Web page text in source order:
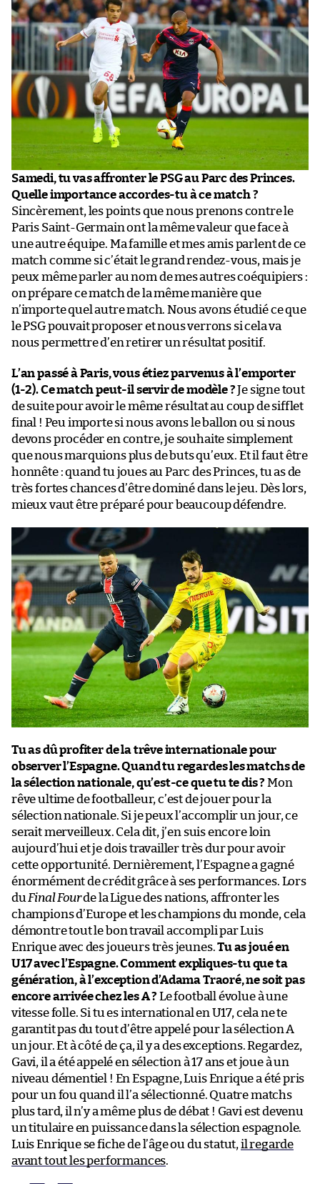
Samedi, tu vas affronter le PSG au Parc des Princes.
Quelle importance accordes-tu à ce match ?
Sincèrement, les points que nous prenons contre le
Paris Saint-Germain ont la même valeur que face à
une autre équipe. Ma famille et mes amis parlent de ce
match comme si c’était le grand rendez-vous, mais je
peux même parler au nom de mes autres coéquipiers :
on prépare ce match de la même manière que
n’importe quel autre match. Nous avons étudié ce que
le PSG pouvait proposer et nous verrons si cela va
nous permettre d’en retirer un résultat positif.
L’an passé à Paris, vous étiez parvenus à l’emporter
(1-2). Ce match peut-il servir de modèle ?Je signe tout
de suite pour avoir le même résultat au coup de sifflet
final ! Peu importe si nous avons le ballon ou si nous
devons procéder en contre, je souhaite simplement
que nous marquions plus de buts qu’eux. Et il faut être
honnête : quand tu joues au Parc des Princes, tu as de
très fortes chances d’être dominé dans le jeu. Dès lors,
mieux vaut être préparé pour beaucoup défendre.
Tu as dû profiter de la trêve internationale pour
observer l’Espagne. Quand tu regardes les matchs de
la sélection nationale, qu’est-ce que tu te dis ? Mon
rêve ultime de footballeur, c’est de jouer pour la
sélection nationale. Si je peux l’accomplir un jour, ce
serait merveilleux. Cela dit, j’en suis encore loin
aujourd’hui et je dois travailler très dur pour avoir
cette opportunité. Dernièrement, l’Espagne a gagné
énormément de crédit grâce à ses performances. Lors
du Final Fourde la Ligue des nations, affronter les
champions d’Europe et les champions du monde, cela
démontre tout le bon travail accompli par Luis
Enrique avec des joueurs très jeunes.Tu as joué en
U17 avec l’Espagne. Comment expliques-tu que ta
génération, à l’exception d’Adama Traoré, ne soit pas
encore arrivée chez les A ? Le football évolue à une
vitesse folle. Si tu es international en U17, cela ne te
garantit pas du tout d’être appelé pour la sélection A
un jour. Et à côté de ça, il y a des exceptions. Regardez,
Gavi, il a été appelé en sélection à 17 ans et joue à un
niveau démentiel ! En Espagne, Luis Enrique a été pris
pour un fou quand il l’a sélectionné. Quatre matchs
plus tard, il n’y a même plus de débat ! Gavi est devenu
un titulaire en puissance dans la sélection espagnole.
Luis Enrique se fiche de l’âge ou du statut, il regarde
avant tout les performances.